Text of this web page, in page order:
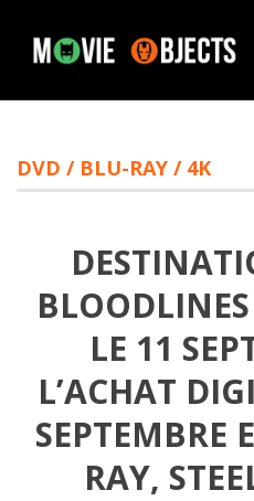
DVD / BLU-RAY / 4K
LE 11
L’ACHAT
SEPTEMBRE
RAY,